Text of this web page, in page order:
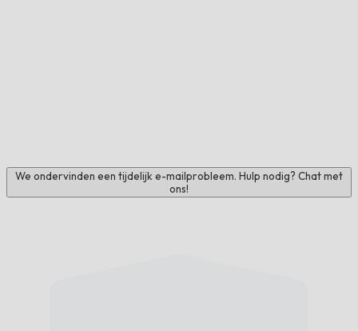
We ondervinden een tijdelijk e-mailprobleem. Hulp nodig? Chat met
ons!